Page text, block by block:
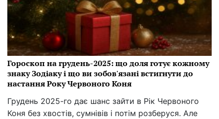
Гороскоп на грудень-2025: що доля готує кожному
знаку Зодіаку і що ви зобов'язані встигнути до
настання Року Червоного Коня
Грудень 2025-го дає шанс зайти в Рік Червоного
Коня без хвостів, сумнівів і потім розберуся. Але